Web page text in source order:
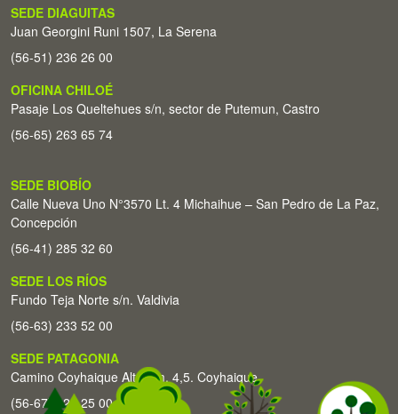
SEDE DIAGUITAS
Juan Georgini Runi 1507, La Serena
(56-51) 236 26 00
OFICINA CHILOÉ
Pasaje Los Queltehues s/n, sector de Putemun, Castro
(56-65) 263 65 74
SEDE BIOBÍO
Calle Nueva Uno N°3570 Lt. 4 Michaihue – San Pedro de La Paz,
Concepción
(56-41) 285 32 60
SEDE LOS RÍOS
Fundo Teja Norte s/n. Valdivia
(56-63) 233 52 00
SEDE PATAGONIA
Camino Coyhaique Alto Km. 4,5. Coyhaique
(56-67) 226 25 00